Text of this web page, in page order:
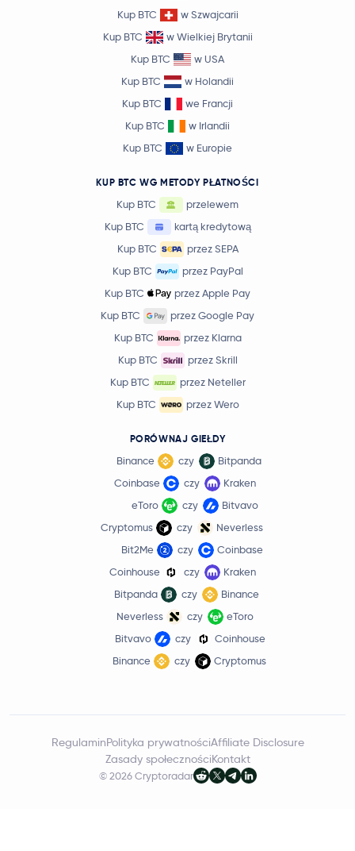
Kup BTC
w Szwajcarii
Kup BTC
w Wielkiej Brytanii
Kup BTC
w USA
Kup BTC
w Holandii
Kup BTC
we Francji
Kup BTC
w Irlandii
Kup BTC
w Europie
KUP BTC WG METODY PŁATNOŚCI
Kup BTC
przelewem
Kup BTC
kartą kredytową
Kup BTC
przez SEPA
Kup BTC
przez PayPal
Kup BTC
przez Apple Pay
Kup BTC
przez Google Pay
Kup BTC
przez Klarna
Kup BTC
przez Skrill
Kup BTC
przez Neteller
Kup BTC
przez Wero
PORÓWNAJ GIEŁDY
Binance czy
Bitpanda
Coinbase
czy
Kraken
eToro
czy
Bitvavo
Cryptomus
czy
Neverless
Bit2Me
czy
Coinbase
Coinhouse
czy
Kraken
Bitpanda
czy
Binance
Neverless
czy
eToro
Bitvavo
czy
Coinhouse
Binance
czy Cryptomus
© 2026 Cryptoradar
RegulaminPolityka prywatnościAffiliate Disclosure
Zasady społecznościKontakt